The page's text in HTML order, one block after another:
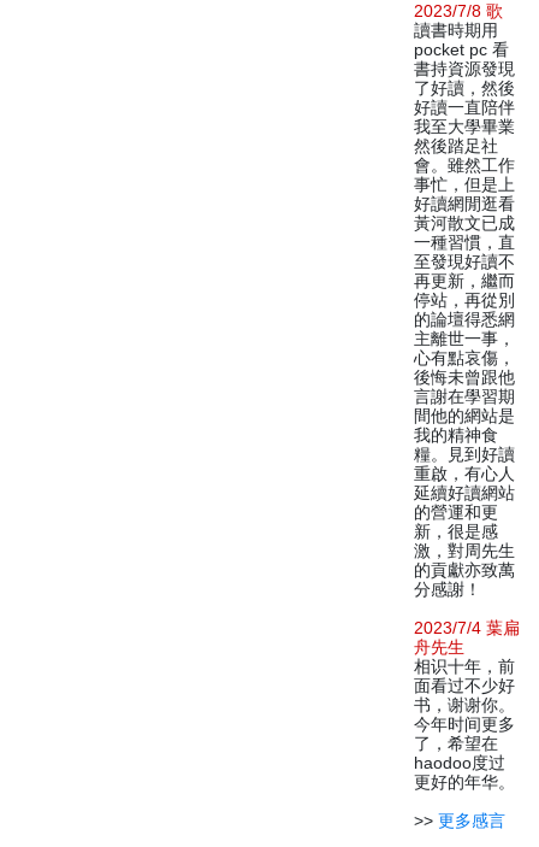
2023/7/8 歌
讀書時期用
pocket pc 看
書持資源發現
了好讀，然後
好讀一直陪伴
我至大學畢業
然後踏足社
會。雖然工作
事忙，但是上
好讀網閒逛看
黃河散文已成
一種習慣，直
至發現好讀不
再更新，繼而
停站，再從別
的論壇得悉網
主離世一事，
心有點哀傷，
後悔未曾跟他
言謝在學習期
間他的網站是
我的精神食
糧。見到好讀
重啟，有心人
延續好讀網站
的營運和更
新，很是感
激，對周先生
的貢獻亦致萬
分感謝！
2023/7/4 葉扁
舟先生
相识十年，前
面看过不少好
书，谢谢你。
今年时间更多
了，希望在
haodoo度过
更好的年华。
>> 更多感言